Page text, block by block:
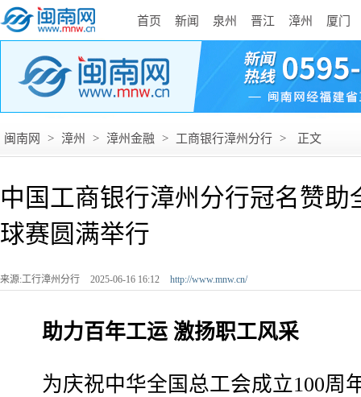
首页 新闻 泉州 晋江 漳州 厦门
闽南网 > 漳州 > 漳州金融 > 工商银行漳州分行 > 正文
中国工商银行漳州分行冠名赞助
球赛圆满举行
来源:工行漳州分行 2025-06-16 16:12 http://www.mnw.cn/
助力百年工运 激扬职工风采
为庆祝中华全国总工会成立100周